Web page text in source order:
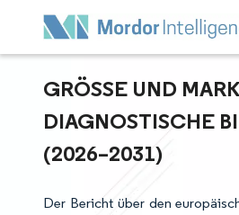
GRÖSSE UND
IAGNOSTISCHE
2026–2031)
Der Bericht über den